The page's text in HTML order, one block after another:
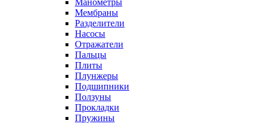
Манометры
Мембраны
Разделители
Насосы
Отражатели
Пальцы
Плиты
Плунжеры
Подшипники
Ползуны
Прокладки
Пружины